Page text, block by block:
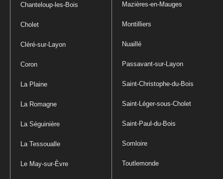
Chanteloup-les-Bois
Cholet
Cléré-sur-Layon
Coron
La Plaine
La Romagne
La Séguinière
La Tessoualle
Le May-sur-Èvre
Mazières-en-Mauges
Montilliers
Nuaillé
Passavant-sur-Layon
Saint-Christophe-du-Bois
Saint-Léger-sous-Cholet
Saint-Paul-du-Bois
Somloire
Toutlemonde